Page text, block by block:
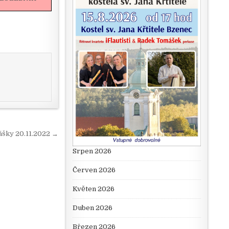
20.11.2022 →
Srpen 2026
Červen 2026
Květen 2026
Duben 2026
Březen 2026